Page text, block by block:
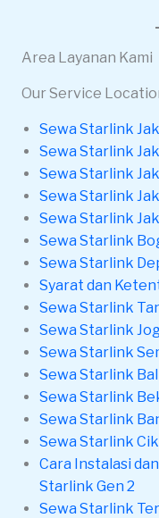
Area Layanan Kami
Our Service
Sewa Starlink
Sewa Starlink
Sewa Starlink
Sewa Starlink
Sewa Starlink
Sewa Starlink
Sewa Starlink
Syarat dan
Sewa Starlink
Sewa Starlink
Sewa Starlink
Sewa Starlink
Sewa Starlink
Sewa Starlink
Sewa Starlink
Cara Instalasi
Starlink Gen 2
Sewa Starlink